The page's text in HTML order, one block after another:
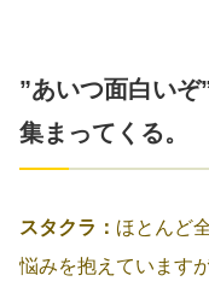
”あいつ面白い
集まってくる。
スタクラ： ほとんど
悩みを抱えています